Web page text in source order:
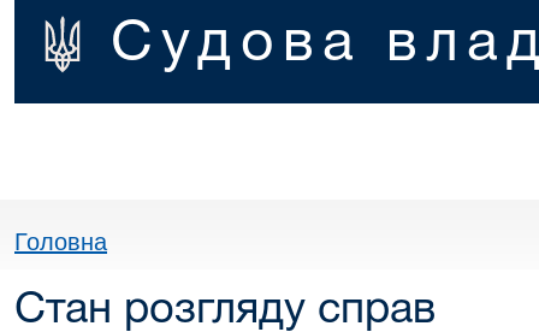
Судова
Головна
Стан розгляду справ